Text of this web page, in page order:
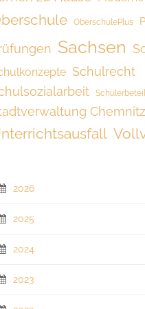
OberschulePlus
Sachsen
Schulrecht
Chemnitz
2026
2025
2024
2023